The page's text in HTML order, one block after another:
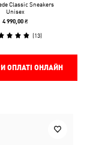
Classic Sneakers
Unisex
4 990,00 ₴
(13)
ОПЛАТІ ОНЛАЙН